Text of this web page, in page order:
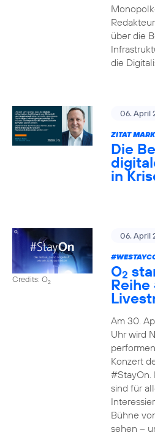
über die
die
06. April
ZITAT
Die
in
Credits: O2
06. April
O2
Reihe
Am 30.
Uhr wird
Konzert
#StayOn.
sind für
Bühne
sehen –